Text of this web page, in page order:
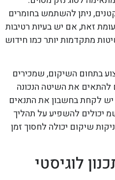
ניתן להשתמש בחומרים
זאת, אם יש בעיות רטיבות
מתקדמות יותר כמו חידוש
בתחום השיקום, שמכירים
להתאים את השיטה הנכונה
יש לקחת בחשבון את התנאים
יכולים להשפיע על תהליך
שיקום יכולה לחסוך זמן
לוגיסטי